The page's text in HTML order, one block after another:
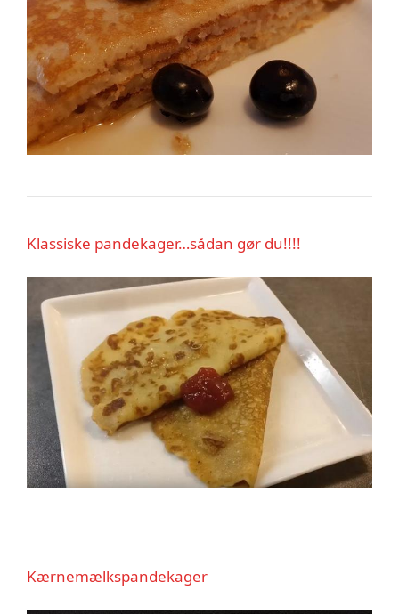
Klassiske pandekager…sådan gør du!!!!
Kærnemælkspandekager